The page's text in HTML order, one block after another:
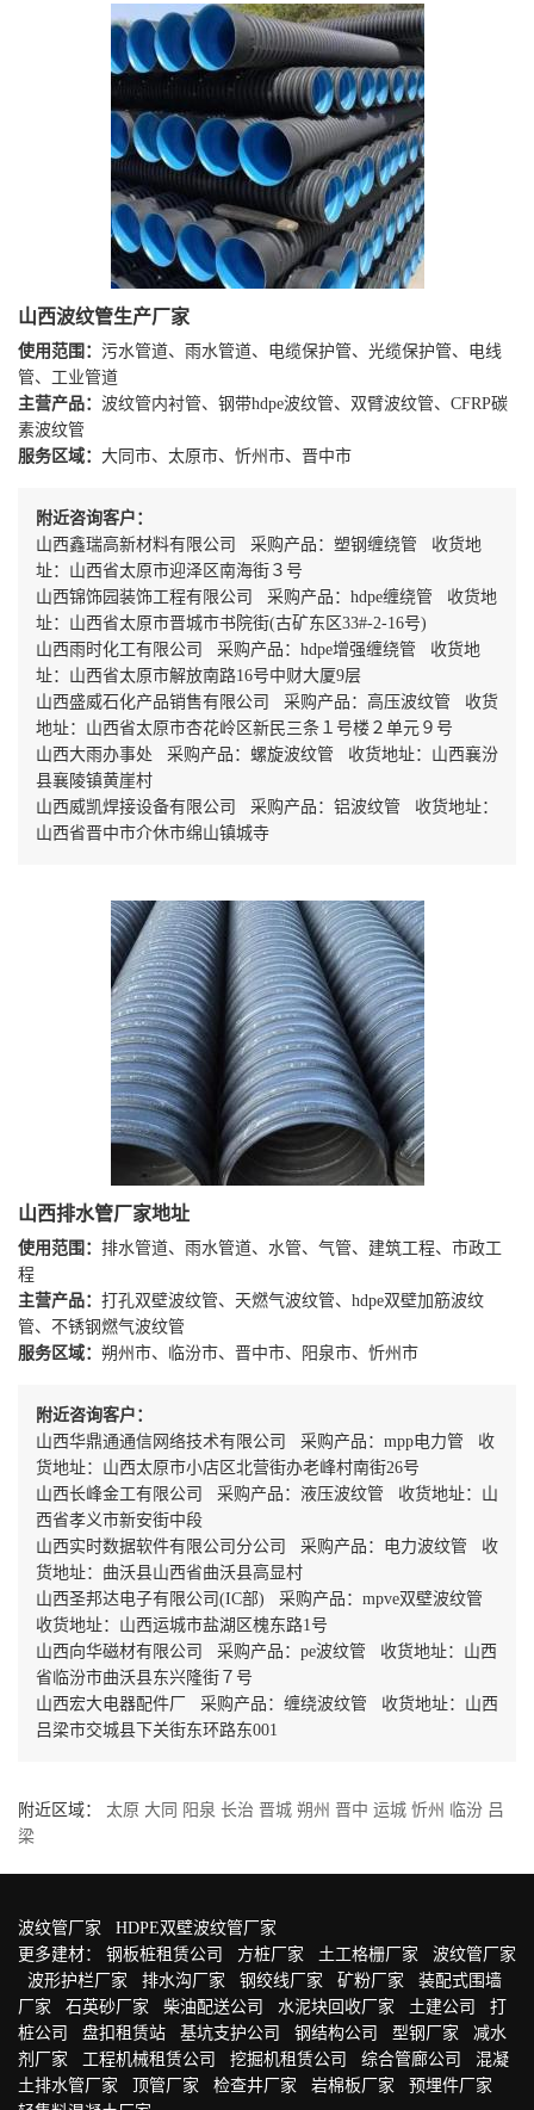
山西波纹管生产厂家
使用范围： 污水管道、雨水管道、电缆保护管、光缆保护管、电线
管、工业管道
主营产品： 波纹管内衬管、钢带hdpe波纹管、双臂波纹管、CFRP碳
素波纹管
服务区域： 大同市、太原市、忻州市、晋中市
附近咨询客户：
山西鑫瑞高新材料有限公司 采购产品：塑钢缠绕管 收货地
址：山西省太原市迎泽区南海街３号
山西锦饰园装饰工程有限公司 采购产品：hdpe缠绕管 收货地
址：山西省太原市晋城市书院街(古矿东区33#-2-16号)
山西雨时化工有限公司 采购产品：hdpe增强缠绕管 收货地
址：山西省太原市解放南路16号中财大厦9层
山西盛威石化产品销售有限公司 采购产品：高压波纹管 收货
地址：山西省太原市杏花岭区新民三条１号楼２单元９号
山西大雨办事处 采购产品：螺旋波纹管 收货地址：山西襄汾
县襄陵镇黄崖村
山西威凯焊接设备有限公司 采购产品：铝波纹管 收货地址：
山西省晋中市介休市绵山镇城寺
山西排水管厂家地址
使用范围： 排水管道、雨水管道、水管、气管、建筑工程、市政工
程
主营产品： 打孔双壁波纹管、天燃气波纹管、hdpe双壁加筋波纹
管、不锈钢燃气波纹管
服务区域： 朔州市、临汾市、晋中市、阳泉市、忻州市
附近咨询客户：
山西华鼎通通信网络技术有限公司 采购产品：mpp电力管 收
货地址：山西太原市小店区北营街办老峰村南街26号
山西长峰金工有限公司 采购产品：液压波纹管 收货地址：山
西省孝义市新安街中段
山西实时数据软件有限公司分公司 采购产品：电力波纹管 收
货地址：曲沃县山西省曲沃县高显村
山西圣邦达电子有限公司(IC部) 采购产品：mpve双壁波纹管
收货地址：山西运城市盐湖区槐东路1号
山西向华磁材有限公司 采购产品：pe波纹管 收货地址：山西
省临汾市曲沃县东兴隆街７号
山西宏大电器配件厂 采购产品：缠绕波纹管 收货地址：山西
吕梁市交城县下关街东环路东001
附近区域： 太原 大同 阳泉 长治 晋城 朔州 晋中 运城 忻州 临汾 吕
梁
波纹管厂家
HDPE双壁波纹管厂家
更多建材： 钢板桩租赁公司 方桩厂家 土工格栅厂家
波纹管厂家
波形护栏厂家
排水沟厂家 钢绞线厂家 矿粉厂家
装配式围墙
厂家
石英砂厂家 柴油配送公司 水泥块回收厂家 土建公司
打
桩公司
盘扣租赁站 基坑支护公司 钢结构公司 型钢厂家
减水
剂厂家
工程机械租赁公司 挖掘机租赁公司 综合管廊公司
混凝
土排水管厂家
顶管厂家 检查井厂家 岩棉板厂家
预埋件厂家